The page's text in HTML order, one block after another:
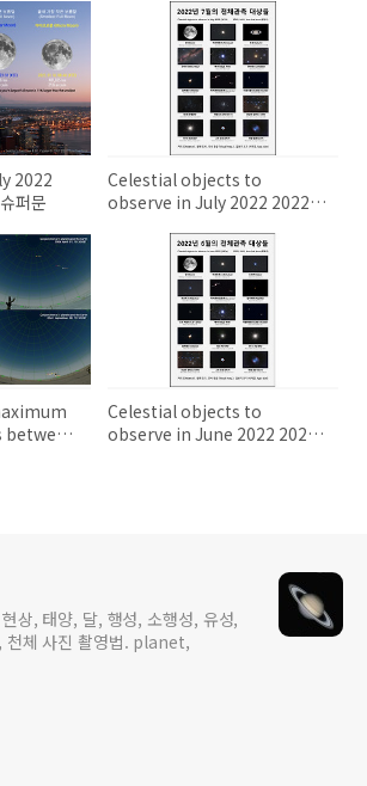
2022
퍼문
Celestial objects to
observe in July 2022 2022년
Celestial objects to
observe in June 2022 2022
상, 태양, 달, 행성, 소행성, 유성,
천체 사진 촬영법. planet,